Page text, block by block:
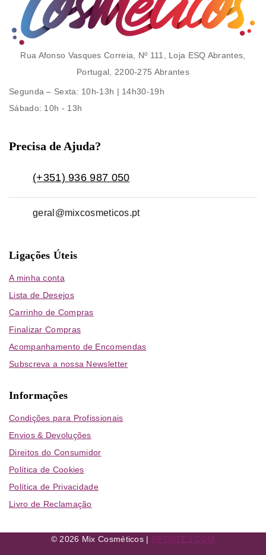
Rua Afonso Vasques Correia, Nº 111, Loja ESQ Abrantes,
Portugal, 2200-275 Abrantes
Segunda – Sexta: 10h-13h | 14h30-19h
Sábado: 10h - 13h
Precisa de Ajuda?
(+351) 936 987 050
geral@mixcosmeticos.pt
Ligações Úteis
A minha conta
Lista de Desejos
Carrinho de Compras
Finalizar Compras
Acompanhamento de Encomendas
Subscreva a nossa Newsletter
Informações
Condições para Profissionais
Envios & Devoluções
Direitos do Consumidor
Política de Cookies
Política de Privacidade
Livro de Reclamação
© 2026 Mix Cosméticos | RFONTES.COM